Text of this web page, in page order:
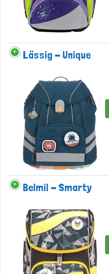
Lässig - Unique
Belmil - Smarty